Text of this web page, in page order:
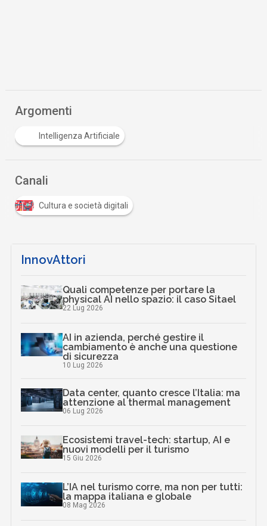
Argomenti
Intelligenza Artificiale
Canali
Cultura e società digitali
InnovAttori
Quali competenze per portare la
physical AI nello spazio: il caso Sitael
22 Lug 2026
AI in azienda, perché gestire il
cambiamento è anche una questione
di sicurezza
10 Lug 2026
Data center, quanto cresce l’Italia: ma
attenzione al thermal management
06 Lug 2026
Ecosistemi travel-tech: startup, AI e
nuovi modelli per il turismo
15 Giu 2026
L’IA nel turismo corre, ma non per tutti:
la mappa italiana e globale
08 Mag 2026